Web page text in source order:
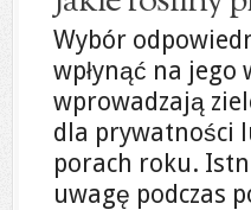
Wybór
wpłynąć na
wprowadzają
dla prywatności
porach roku.
uwagę podczas